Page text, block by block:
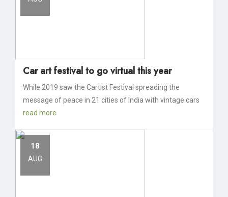
Car art festival to go virtual this year
While 2019 saw the Cartist Festival spreading the
message of peace in 21 cities of India with vintage cars
read more
18
AUG